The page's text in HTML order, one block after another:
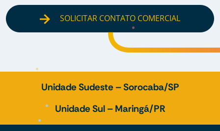
SOLICITAR CONTATO COMERCIAL
Unidade Sudeste – Sorocaba/SP
Unidade Sul – Maringá/PR